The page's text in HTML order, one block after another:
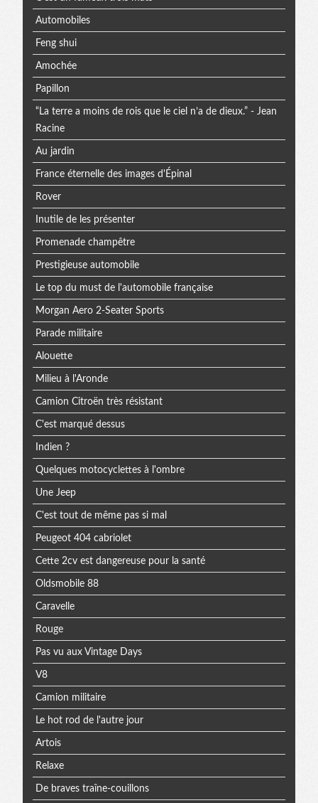
Automobiles
Feng shui
Amochée
Papillon
“La terre a moins de rois que le ciel n’a de dieux.” - Jean
Racine
Au jardin
France éternelle des images d'Épinal
Rover
Inutile de les présenter
Promenade champêtre
Prestigieuse automobile
Le top du must de l'automobile française
Morgan Aero 2-Seater Sports
Parade militaire
Alouette
Milieu à l'Aronde
Camion Citroën très résistant
C'est marqué dessus
Indien ?
Quelques motocyclettes à l'ombre
Une Jeep
C'est tout de même pas si mal
Peugeot 404 cabriolet
Cette 2cv est dangereuse pour la santé
Oldsmobile 88
Caravelle
Rouge
Pas vu aux Vintage Days
V8
Camion militaire
Le hot rod de l'autre jour
Artois
Relaxe
De braves traîne-couillons